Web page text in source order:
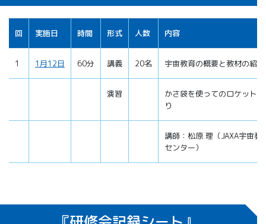
回 実施日 時間 形式 人数 内容
1 1月12日 60分 講義 20名 宇宙教育の概要と教材の紹介
演習
かさ袋を使ってのロケット作
り
講師：松原 理（JAXA宇宙教
センター）